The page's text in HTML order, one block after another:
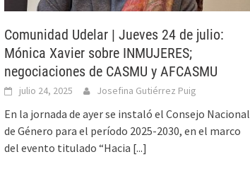
Comunidad Udelar | Jueves 24 de julio:
Mónica Xavier sobre INMUJERES;
negociaciones de CASMU y AFCASMU
julio 24, 2025 Josefina Gutiérrez Puig
En la jornada de ayer se instaló el Consejo Nacional
de Género para el período 2025-2030, en el marco
del evento titulado “Hacia [...]